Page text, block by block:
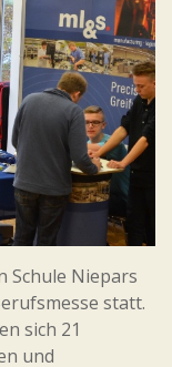
Schule Niepars
statt.
sich 21
und